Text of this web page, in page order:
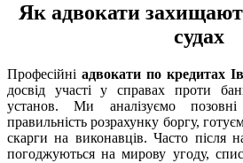
Як адвокати
судах
Професійні адвокати по кредитах
досвід участі у справах проти
установ. Ми аналізуємо
правильність розрахунку боргу,
скарги на виконавців. Часто після
погоджуються на мирову угоду,